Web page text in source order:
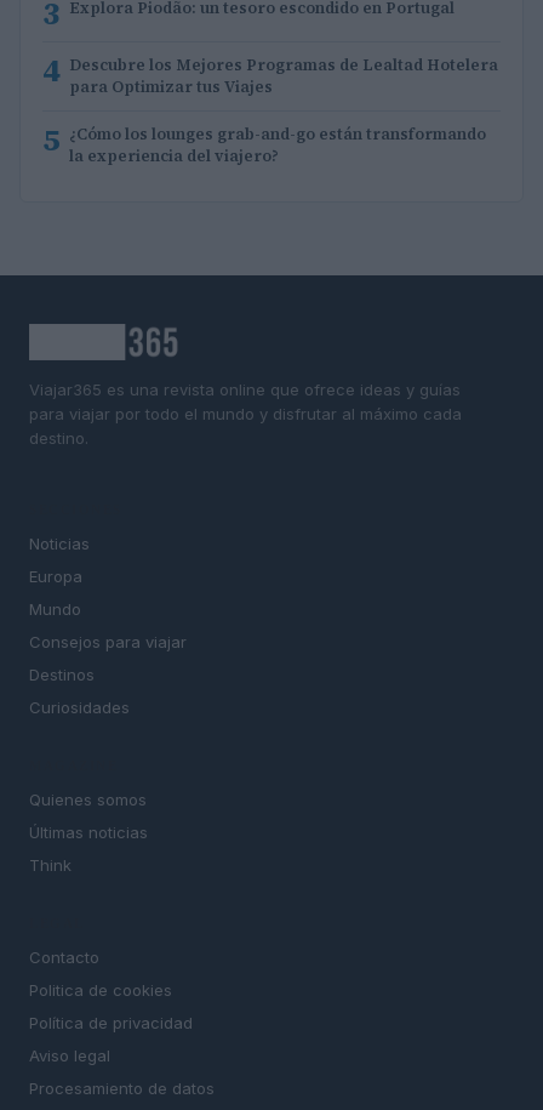
3 Explora Piodão: un tesoro escondido en Portugal
4 Descubre los Mejores Programas de Lealtad Hotelera
para Optimizar tus Viajes
5 ¿Cómo los lounges grab-and-go están transformando
la experiencia del viajero?
Viajar365 es una revista online que ofrece ideas y guías
para viajar por todo el mundo y disfrutar al máximo cada
destino.
Noticias
Europa
Mundo
Consejos para viajar
Destinos
Curiosidades
Quienes somos
Últimas noticias
Think
Contacto
Politica de cookies
Política de privacidad
Aviso legal
Procesamiento de datos